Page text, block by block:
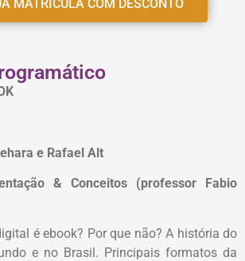
MATRICULA COM DESCONTO
e Rafael Alt
& Conceitos (professor Fabio
é ebook? Por que não? A história do
e no Brasil. Principais formatos da